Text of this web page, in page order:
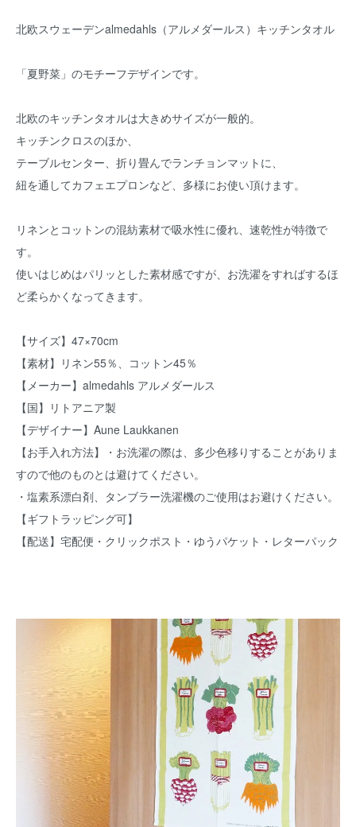
北欧スウェーデンalmedahls（アルメダールス）キッチンタオル
「夏野菜」のモチーフデザインです。
北欧のキッチンタオルは大きめサイズが一般的。
キッチンクロスのほか、
テーブルセンター、折り畳んでランチョンマットに、
紐を通してカフェエプロンなど、多様にお使い頂けます。
リネンとコットンの混紡素材で吸水性に優れ、速乾性が特徴で
す。
使いはじめはパリッとした素材感ですが、お洗濯をすればするほ
ど柔らかくなってきます。
【サイズ】47×70cm
【素材】リネン55％、コットン45％
【メーカー】almedahls アルメダールス
【国】リトアニア製
【デザイナー】Aune Laukkanen
【お手入れ方法】・お洗濯の際は、多少色移りすることがありま
すので他のものとは避けてください。
・塩素系漂白剤、タンブラー洗濯機のご使用はお避けください。
【ギフトラッピング可】
【配送】宅配便・クリックポスト・ゆうパケット・レターパック